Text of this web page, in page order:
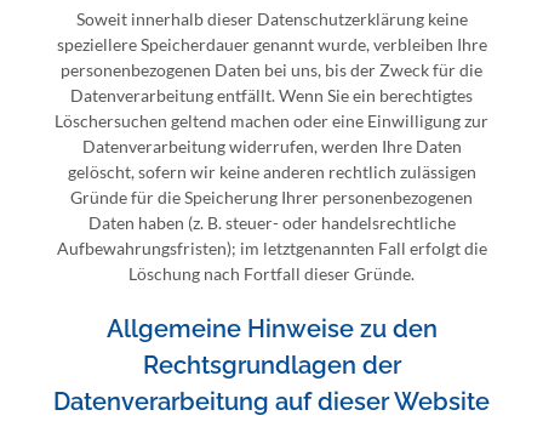
Soweit innerhalb dieser Datenschutzerklärung keine
speziellere Speicherdauer genannt wurde, verbleiben Ihre
personenbezogenen Daten bei uns, bis der Zweck für die
Datenverarbeitung entfällt. Wenn Sie ein berechtigtes
Löschersuchen geltend machen oder eine Einwilligung zur
Datenverarbeitung widerrufen, werden Ihre Daten
gelöscht, sofern wir keine anderen rechtlich zulässigen
Gründe für die Speicherung Ihrer personenbezogenen
Daten haben (z. B. steuer- oder handelsrechtliche
Aufbewahrungsfristen); im letztgenannten Fall erfolgt die
Löschung nach Fortfall dieser Gründe.
Allgemeine Hinweise zu den
Rechtsgrundlagen der
Datenverarbeitung auf dieser Website